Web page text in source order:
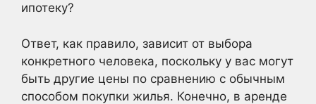
ипотеку?
Ответ, как правило, зависит от выбора
конкретного человека, поскольку у вас могут
быть другие цены по сравнению с обычным
способом покупки жилья. Конечно, в аренде